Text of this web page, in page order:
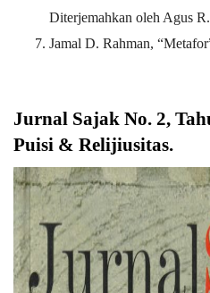
Diterjemahkan oleh Agus
Jamal D. Rahman,
Jurnal Sajak No. 2,
Puisi & Relijiusitas.